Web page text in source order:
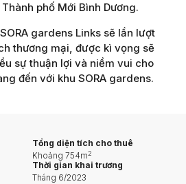
phố Mới Bình Dương.
gardens Links sẽ lần lượt
thương mại, được kì vọng sẽ
sự thuận lợi và niềm vui cho
đến với khu SORA gardens.
Tổng diện tích cho thuê
Khoảng 754m2
Thời gian khai trương
Tháng 6/2023